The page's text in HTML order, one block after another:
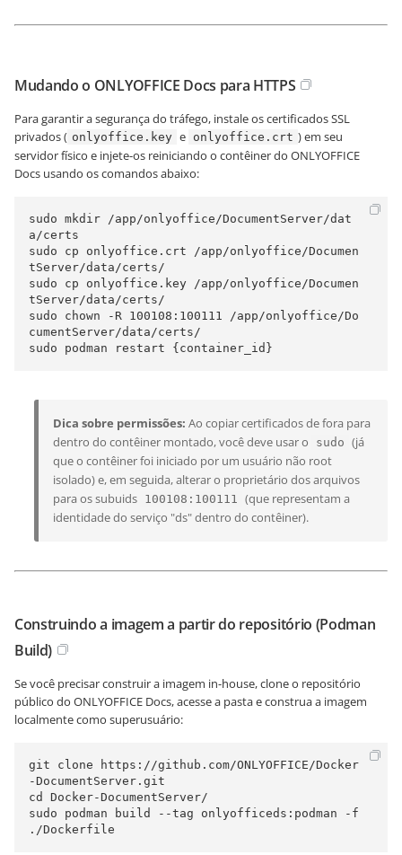
Mudando o ONLYOFFICE Docs para HTTPS
Para garantir a segurança do tráfego, instale os certificados SSL
privados ( onlyoffice.key e onlyoffice.crt ) em seu
servidor físico e injete-os reiniciando o contêiner do ONLYOFFICE
Docs usando os comandos abaixo:
sudo mkdir /app/onlyoffice/DocumentServer/dat
a/certs
sudo cp onlyoffice.crt /app/onlyoffice/Documen
tServer/data/certs/
sudo cp onlyoffice.key /app/onlyoffice/Documen
tServer/data/certs/
sudo chown -R 100108:100111 /app/onlyoffice/Do
cumentServer/data/certs/
sudo podman restart {container_id}
Dica sobre permissões: Ao copiar certificados de fora para
dentro do contêiner montado, você deve usar o
sudo (já
que o contêiner foi iniciado por um usuário não root
isolado) e, em seguida, alterar o proprietário dos arquivos
para os subuids 100108:100111 (que representam a
identidade do serviço "ds" dentro do contêiner).
Construindo a imagem a partir do repositório (Podman
Build)
Se você precisar construir a imagem in-house, clone o repositório
público do ONLYOFFICE Docs, acesse a pasta e construa a imagem
localmente como superusuário:
git clone https://github.com/ONLYOFFICE/Docker
-DocumentServer.git
cd Docker-DocumentServer/
sudo podman build --tag onlyofficeds:podman -f
./Dockerfile